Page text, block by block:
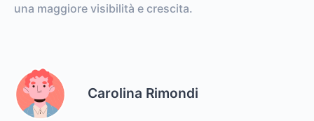
una maggiore visibilità e crescita.
Carolina Rimondi